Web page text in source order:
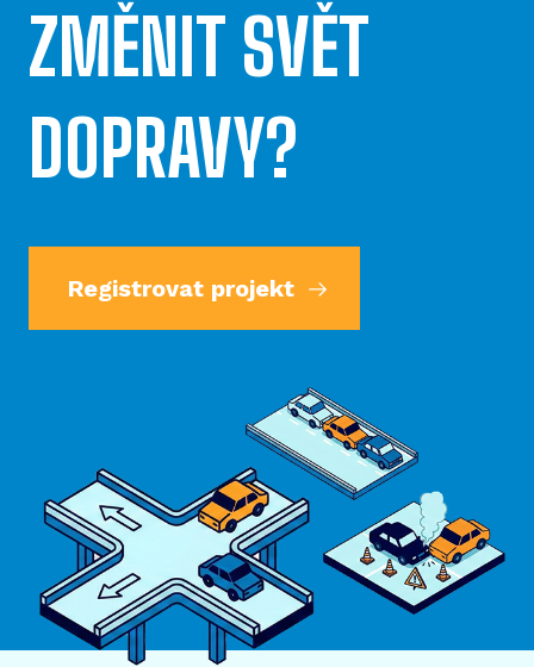
ZMĚNIT SVĚT
DOPRAVY?
Registrovat projekt